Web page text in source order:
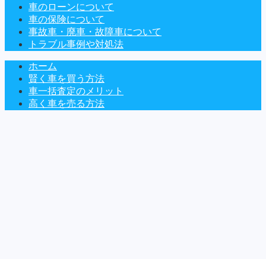
車のローンについて
車の保険について
事故車・廃車・故障車について
トラブル事例や対処法
ホーム
賢く車を買う方法
車一括査定のメリット
高く車を売る方法